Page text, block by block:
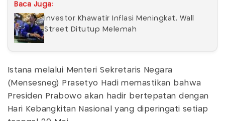
Baca Juga:
Investor Khawatir Inflasi Meningkat, Wall
Street Ditutup Melemah
Istana melalui Menteri Sekretaris Negara
(Mensesneg) Prasetyo Hadi memastikan bahwa
Presiden Prabowo akan hadir bertepatan dengan
Hari Kebangkitan Nasional yang diperingati setiap